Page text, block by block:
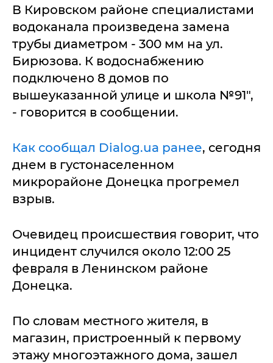
В Кировском районе специалистами
водоканала произведена замена
трубы диаметром - 300 мм на ул.
Бирюзова. К водоснабжению
подключено 8 домов по
вышеуказанной улице и школа №91",
- говорится в сообщении.
Как сообщал Dialog.ua ранее, сегодня
днем в густонаселенном
микрорайоне Донецка прогремел
взрыв.
Очевидец происшествия говорит, что
инцидент случился около 12:00 25
февраля в Ленинском районе
Донецка.
По словам местного жителя, в
магазин, пристроенный к первому
этажу многоэтажного дома, зашел